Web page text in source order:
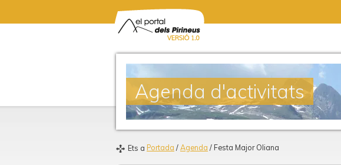
Agenda d'activitats
Ets a Portada / Agenda / Festa Major Oliana